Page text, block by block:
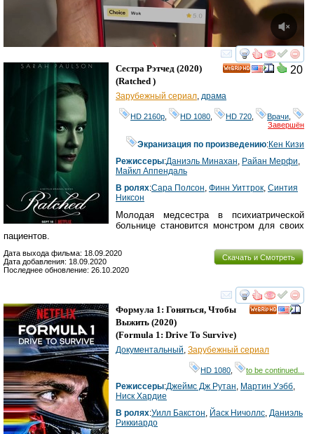
смотреть
20
Сестра Рэтчед (2020)
(Ratched )
Зарубежный сериал, драма
HD 2160р, HD 1080, HD 720, Врачи,
Завершён
Экранизация по произведению:Кен Кизи
Режиссеры:Даниэль Минахан, Райан Мерфи,
Майкл Аппендаль
В ролях:Сара Полсон, Финн Уиттрок, Синтия
Никсон
Молодая медсестра в психиатрической
больнице становится монстром для своих
пациентов.
Скачать и Смотреть
Дата выхода фильма: 18.09.2020
Дата добавления: 18.09.2020
Последнее обновление: 26.10.2020
смотреть
Формула 1: Гоняться, Чтобы
Выжить (2020)
(Formula 1: Drive To Survive)
Документальный, Зарубежный сериал
HD 1080 to be continued...
Режиссеры:Джеймс Дж Рутан, Мартин Уэбб,
Ниcк Хардие
В ролях:Уилл Бакстон, Йаcк Ничоллс, Даниэль
Риккиардо